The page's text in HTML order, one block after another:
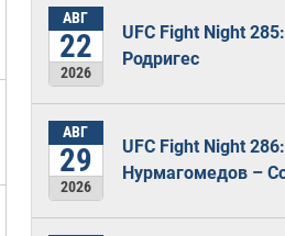
АВГ
22
2026
UFC Fight Night
Родригес
АВГ
29
2026
UFC Fight Night 286:
Нурмагомедов –